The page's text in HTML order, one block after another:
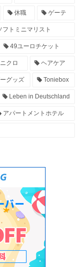
休職 ゲーテ
トミニマリスト
49ユーロチケット
クロ ヘアケア
グッズ Toniebox
Leben in Deutschland
アパートメントホテル